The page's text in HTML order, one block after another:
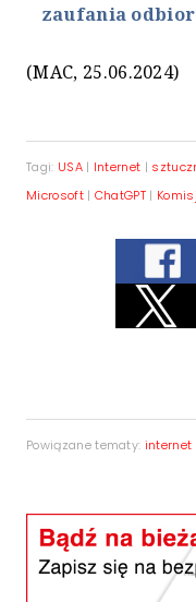
zaufania
(MAC, 25.06.2024)
Tagi: USA | Internet |
Microsoft| ChatGPT |
Powiązane tematy: internet